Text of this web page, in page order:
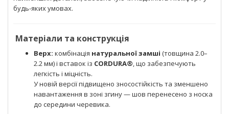
будь-яких умовах.
Матеріали та конструкція
Верх: комбінація натуральної замші (товщина 2.0–
2.2 мм) і вставок із CORDURA®, що забезпечують
легкість і міцність.
У новій версії підвищено зносостійкість та зменшено
навантаження в зоні згину — шов перенесено з носка
до середини черевика.